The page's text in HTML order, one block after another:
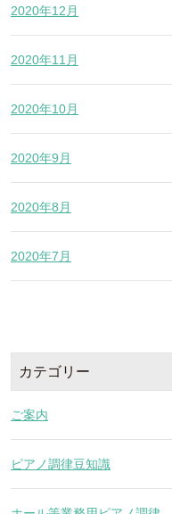
2020年12月
2020年11月
2020年10月
2020年9月
2020年8月
2020年7月
カテゴリー
ご案内
ピアノ調律豆知識